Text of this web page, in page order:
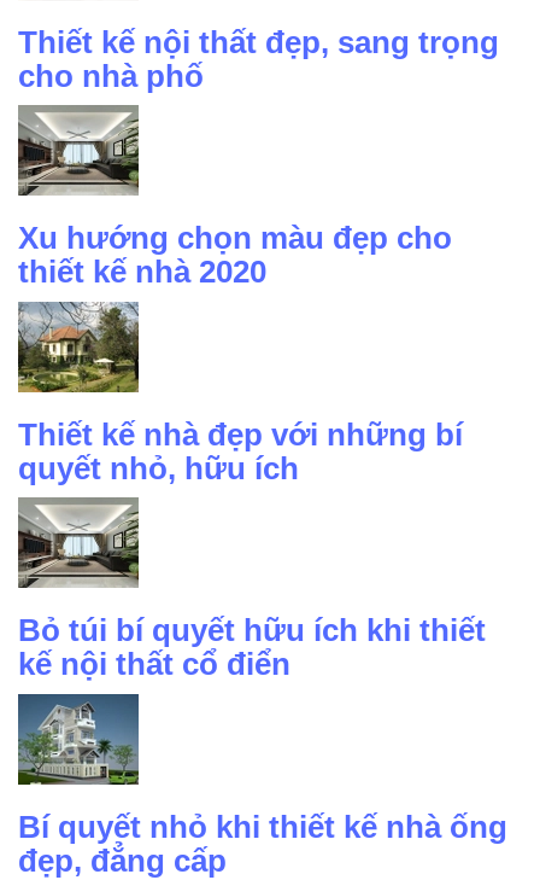
Thiết kế nội thất đẹp, sang trọng
cho nhà phố
Xu hướng chọn màu đẹp cho
thiết kế nhà 2020
Thiết kế nhà đẹp với những bí
quyết nhỏ, hữu ích
Bỏ túi bí quyết hữu ích khi thiết
kế nội thất cổ điển
Bí quyết nhỏ khi thiết kế nhà ống
đẹp, đẳng cấp